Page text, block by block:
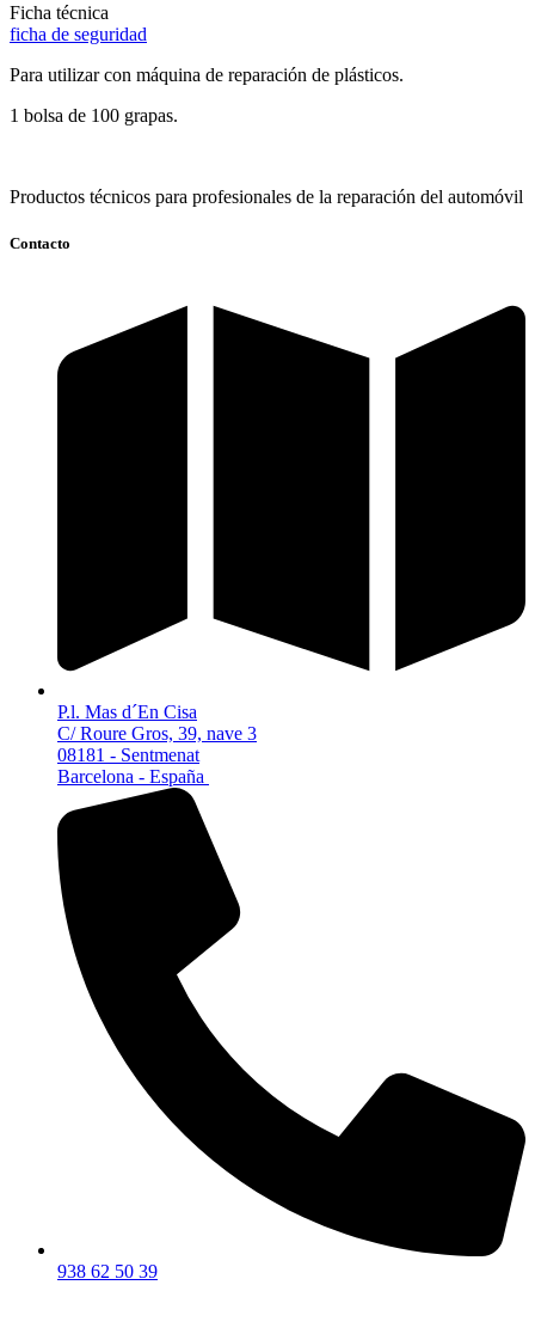
Ficha técnica
ficha de seguridad
Para utilizar con máquina de reparación de plásticos.
1 bolsa de 100 grapas.
Productos técnicos para profesionales de la reparación del automóvil
Contacto
P.l. Mas d´En Cisa
C/ Roure Gros, 39, nave 3
08181 - Sentmenat
Barcelona - España
938 62 50 39